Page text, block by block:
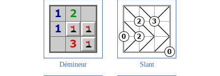
Démineur Slant